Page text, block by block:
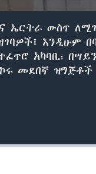
ኤርትራ ውስጥ
እንዲሁም
አካባቢ፣
መደበኛ ዝግጅቶች